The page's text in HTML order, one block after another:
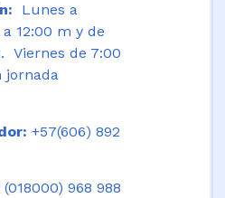
Lunes a
12:00 m y de
Viernes de 7:00
jornada
+57(606) 892
(018000) 968 988